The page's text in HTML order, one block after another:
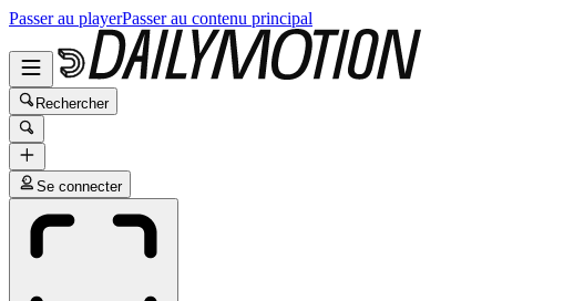
Passer au playerPasser au contenu principal
Rechercher
Se connecter